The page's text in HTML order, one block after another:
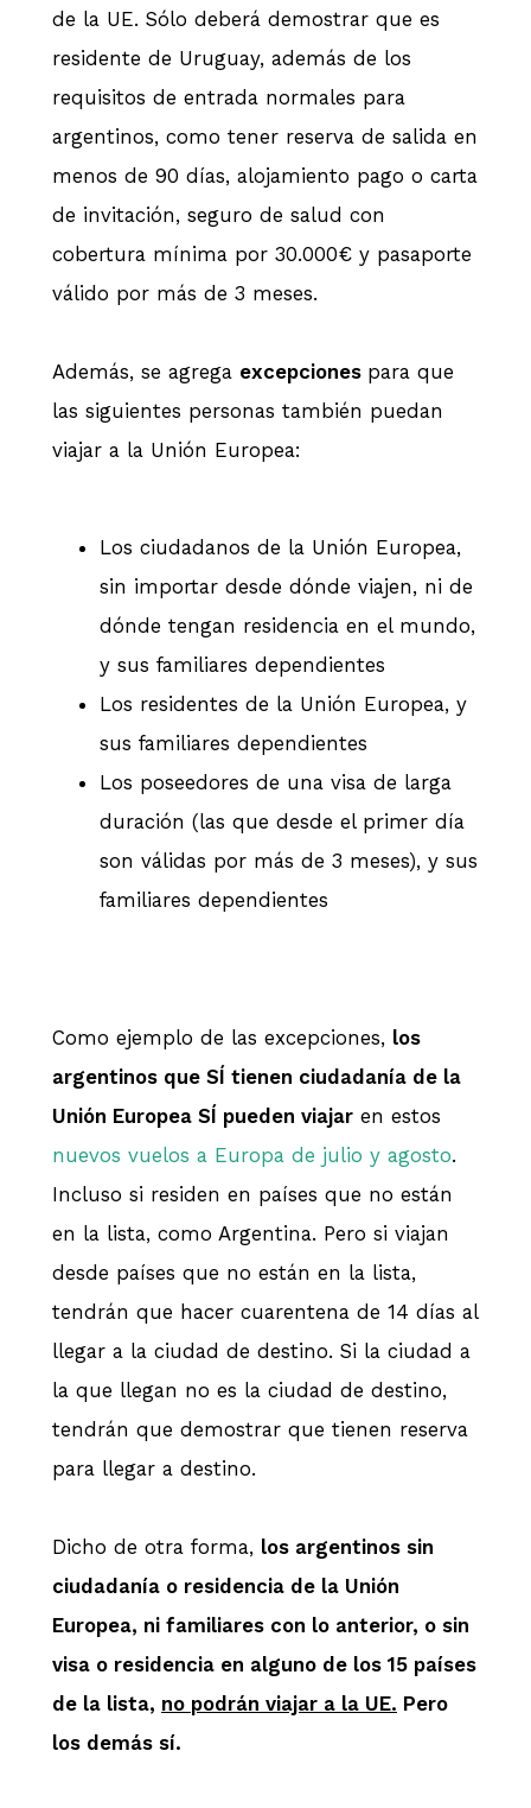
de la UE. Sólo deberá demostrar que es
residente de Uruguay, además de los
requisitos de entrada normales para
argentinos, como tener reserva de salida en
menos de 90 días, alojamiento pago o carta
de invitación, seguro de salud con
cobertura mínima por 30.000€ y pasaporte
válido por más de 3 meses.
Además, se agrega excepciones para que
las siguientes personas también puedan
viajar a la Unión Europea:
Los ciudadanos de la Unión Europea,
sin importar desde dónde viajen, ni de
dónde tengan residencia en el mundo,
y sus familiares dependientes
Los residentes de la Unión Europea, y
sus familiares dependientes
Los poseedores de una visa de larga
duración (las que desde el primer día
son válidas por más de 3 meses), y sus
familiares dependientes
Como ejemplo de las excepciones, los
argentinos que SÍ tienen ciudadanía de la
Unión Europea SÍ pueden viajar en estos
nuevos vuelos a Europa de julio y agosto.
Incluso si residen en países que no están
en la lista, como Argentina. Pero si viajan
desde países que no están en la lista,
tendrán que hacer cuarentena de 14 días al
llegar a la ciudad de destino. Si la ciudad a
la que llegan no es la ciudad de destino,
tendrán que demostrar que tienen reserva
para llegar a destino.
Dicho de otra forma, los argentinos sin
ciudadanía o residencia de la Unión
Europea, ni familiares con lo anterior, o sin
visa o residencia en alguno de los 15 países
de la lista, no podrán viajar a la UE. Pero
los demás sí.